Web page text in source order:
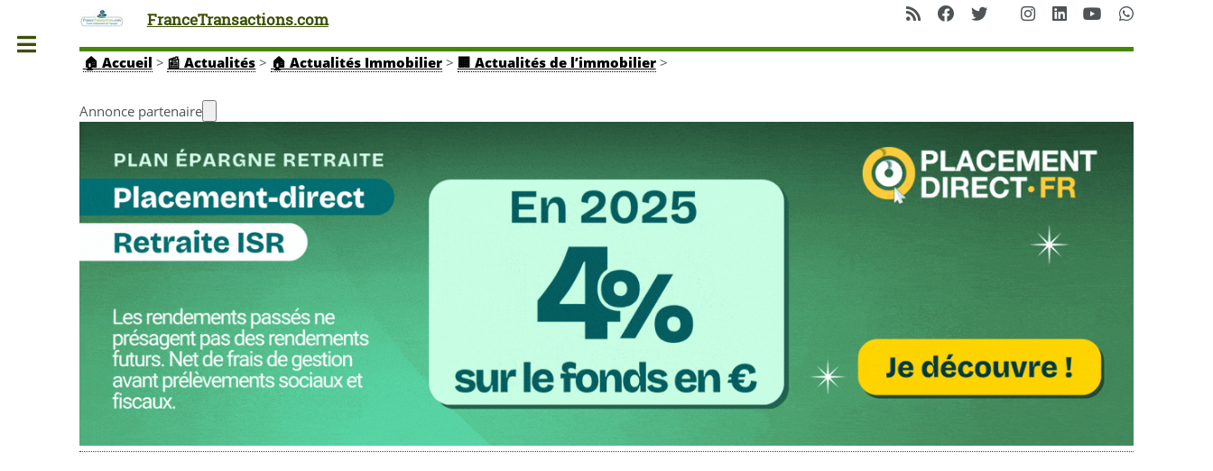
FranceTransactions.com
🏠 Accueil > 📰 Actualités > 🏠 Actualités Immobilier> 🏢 Actualités de l’immobilier>
Annonce partenaire
Toggle